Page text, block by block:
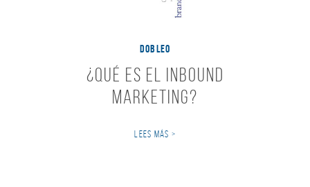
DOBLEO
¿Qué es el Inbound
Marketing?
LEES MÁS >